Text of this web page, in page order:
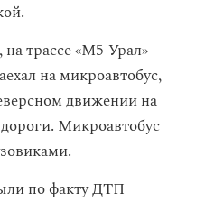
трассе «М5-Урал»
на микроавтобус,
движении на
Микроавтобус
по факту ДТП